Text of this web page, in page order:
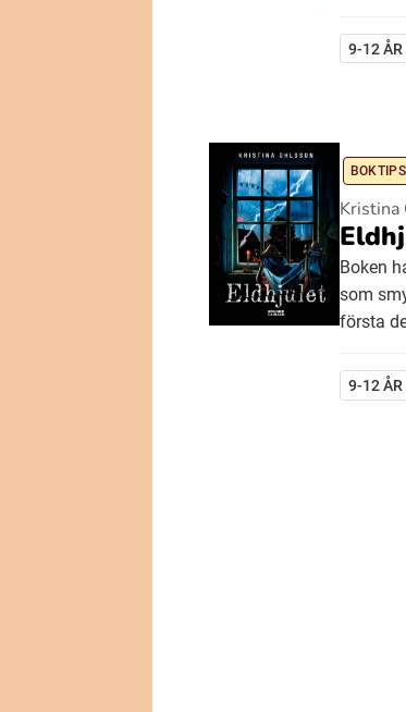
9-12 ÅR
BOKTIPS
Kristina
Boken
som
första
9-12 ÅR